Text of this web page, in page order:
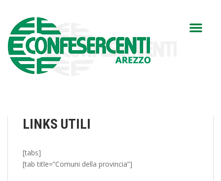
LINKS UTILI
[tabs]
[tab title=”Comuni della provincia”]